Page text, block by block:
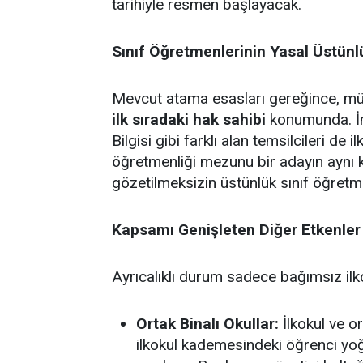
tarihiyle resmen başlayacak.
Sınıf Öğretmenlerinin Yasal
Mevcut atama esasları gereğince,
ilk sıradaki hak sahibi konumunda.
Bilgisi gibi farklı alan temsilcileri de
öğretmenliği mezunu bir adayın
gözetilmeksizin üstünlük sınıf
Kapsamı Genişleten Diğer Etkenler
Ayrıcalıklı durum sadece bağımsız
Ortak Binalı Okullar: İlkokul ve
ilkokul kademesindeki öğrenci